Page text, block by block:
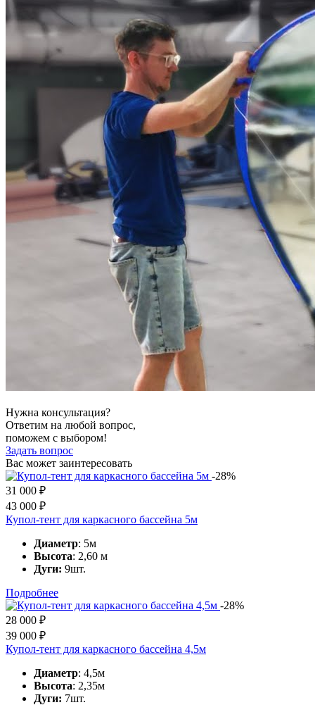
Нужна консультация?
Ответим на любой вопрос,
поможем с выбором!
Задать вопрос
Вас может заинтересовать
-28%
31 000 ₽
43 000 ₽
Купол-тент для каркасного бассейна 5м
Диаметр: 5м
Высота: 2,60 м
Дуги: 9шт.
Подробнее
-28%
28 000 ₽
39 000 ₽
Купол-тент для каркасного бассейна 4,5м
Диаметр: 4,5м
Высота: 2,35м
Дуги: 7шт.